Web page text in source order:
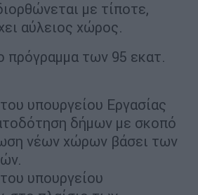
µε τίποτε,
αύλειος χώρος.
πρόγραµµα των 95 εκατ.
υπουργείου Εργασίας
δήµων µε σκοπό
νέων χώρων βάσει των
υπουργείου